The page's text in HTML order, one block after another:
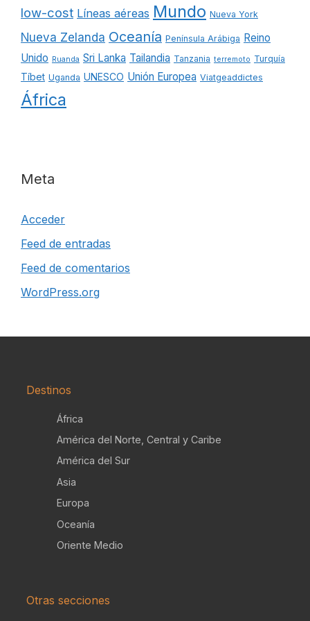
low-cost Líneas aéreas Mundo Nueva York
Nueva Zelanda Oceanía Península Arábiga Reino
Unido Ruanda Sri Lanka Tailandia Tanzania terremoto Turquía
Tíbet Uganda UNESCO Unión Europea Viatgeaddictes
África
Meta
Acceder
Feed de entradas
Feed de comentarios
WordPress.org
Destinos
África
América del Norte, Central y Caribe
América del Sur
Asia
Europa
Oceanía
Oriente Medio
Otras secciones